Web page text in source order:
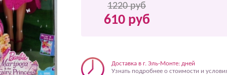
1220 руб
610 руб
Доставка в г. Эль-Монте: дней
Узнать подробнее о стоимости и